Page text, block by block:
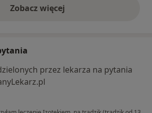
Zobacz więcejopinie powyżej
przez lekarza na pytania